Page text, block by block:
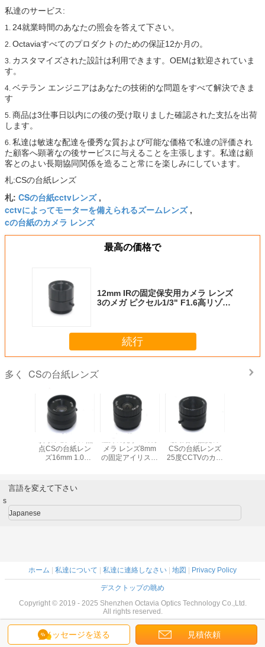
私達のサービス:
1. 24就業時間のあなたの照会を答えて下さい。
2. Octaviaすべてのプロダクトのための保証12か月の。
3. カスタマイズされた設計は利用できます。OEMは歓迎されていま
す。
4. ベテラン エンジニアはあなたの技術的な問題をすべて解決できま
す
5. 商品は3仕事日以内にの後の受け取りました確認された支払を出荷
します。
6. 私達は敏速な配達を優秀な質および可能な価格で私達の評価され
た顧客へ顕著なの後サービスに与えることを主張します。私達は顧
客とのよい長期協同関係を造ること常にを楽しみにしています。
札:CSの台紙レンズ
札: CSの台紙cctvレンズ,
cctvによってモーターを備えられるズームレンズ,
cの台紙のカメラ レンズ
最高の価格で
12mm IRの固定保安用カメラ レンズ
3のメガ ピクセル1/3" F1.6高リゾリ
続行
多く CSの台紙レンズ
点CSの台紙レン
ズ16mm 1.0
メラ レンズ8mm
の固定アイリス手
CSの台紙レンズ
25度CCTVのカメ
メッセージを送る 見積依頼
言語を変えて下さい
s
Japanese
ホーム 私達について 私達に連絡しなさい 地図 Privacy Policy
デスクトップの眺め
Copyright © 2019 - 2025 Shenzhen Octavia Optics Technology Co.,Ltd.
All rights reserved.